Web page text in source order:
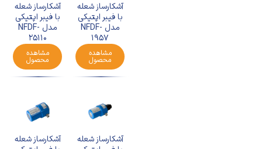
آشکارساز شعله
با فیبر اپتیکی
مدل NFDF-
1957
مشاهده
محصول
آشکارساز شعله
با فیبر اپتیکی
مدل NFDF-
25110
مشاهده
محصول
آشکارساز شعله
آشکارساز شعله